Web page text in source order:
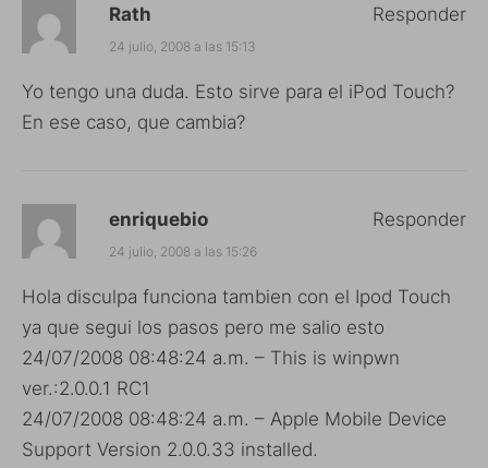
Rath
24 julio, 2008 a las 15:13
Yo tengo una duda. Esto sirve para el iPod Touch?
En ese caso, que cambia?
Responder
enriquebio
24 julio, 2008 a las 15:26
Hola disculpa funciona tambien con el Ipod Touch
ya que segui los pasos pero me salio esto
24/07/2008 08:48:24 a.m. – This is winpwn
ver.:2.0.0.1 RC1
24/07/2008 08:48:24 a.m. – Apple Mobile Device
Support Version 2.0.0.33 installed.
Responder